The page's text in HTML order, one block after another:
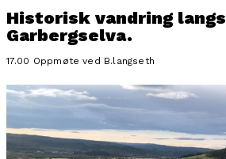
Historisk vandring langs
Garbergselva.
17.00 Oppmøte ved B.langseth